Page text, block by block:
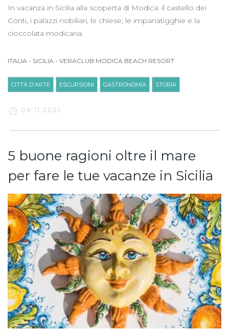
In vacanza in Sicilia alla scoperta di Modica: il castello dei
Conti, i palazzi nobiliari, le chiese, le impanatigghie e la
cioccolata modicana.
ITALIA - SICILIA - VERACLUB MODICA BEACH RESORT
CITTÀ D'ARTE ESCURSIONI GASTRONOMIA STORIA
06.11.2021
5 buone ragioni oltre il mare
per fare le tue vacanze in Sicilia